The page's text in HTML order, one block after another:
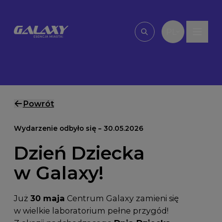
Wpisz, czego
Powrót
Wydarzenie odbyło się – 30.05.2026
Dzień Dziecka
w Galaxy!
Już 30 maja Centrum Galaxy zamieni się
w wielkie laboratorium pełne przygód!